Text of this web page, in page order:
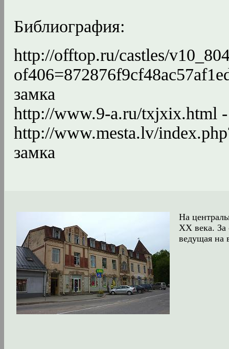
Библиография:
http://offtop.ru/castles/
замка
http://www.9-a.ru/txjxix.html
http://www.mesta.lv/
замка
На
ХХ века. За
ведущая на